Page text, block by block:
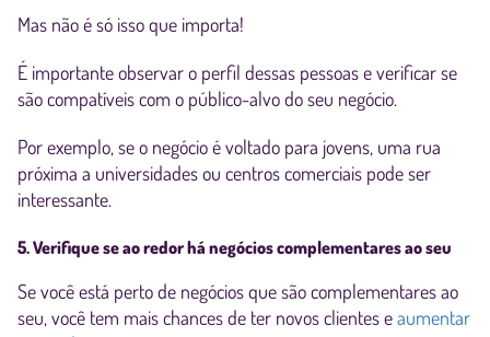
Mas não é só isso que importa!
É importante observar o perfil dessas pessoas e verificar se
são compatíveis com o público-alvo do seu negócio.
Por exemplo, se o negócio é voltado para jovens, uma rua
próxima a universidades ou centros comerciais pode ser
interessante.
5. Verifique se ao redor há negócios complementares ao seu
Se você está perto de negócios que são complementares ao
seu, você tem mais chances de ter novos clientes eaumentar